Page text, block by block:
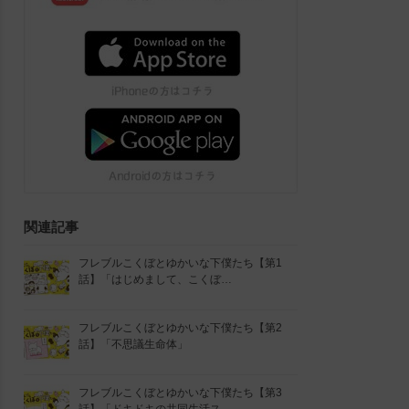
関連記事
フレブルこくぼとゆかいな下僕たち【第1
話】「はじめまして、こくぼ…
フレブルこくぼとゆかいな下僕たち【第2
話】「不思議生命体」
フレブルこくぼとゆかいな下僕たち【第3